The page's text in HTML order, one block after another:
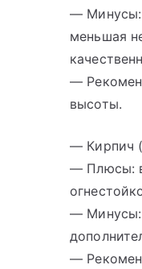
— Минусы:
меньшая
—
высоты.
— Кирпич
— Плюсы:
— Минусы:
—